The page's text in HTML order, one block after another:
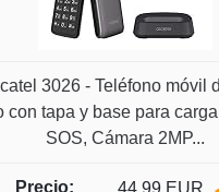
3026 - Teléfono móvil
con tapa y base para
SOS, Cámara 2MP...
44,99 EUR